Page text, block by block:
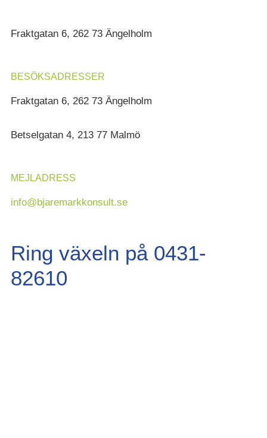
Fraktgatan 6, 262 73 Ängelholm
BESÖKSADRESSER
Fraktgatan 6, 262 73 Ängelholm
Betselgatan 4, 213 77 Malmö
MEJLADRESS
info@bjaremarkkonsult.se
Ring växeln på 0431-
82610